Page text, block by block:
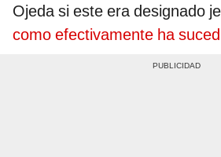
Ojeda si este era designado
como efectivamente ha